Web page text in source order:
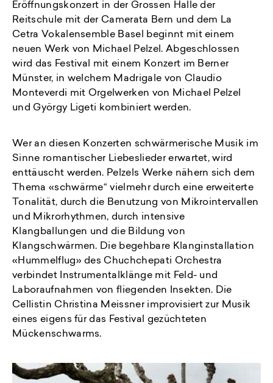
Eröffnungskonzert in der Grossen Halle der
Reitschule mit der Camerata Bern und dem La
Cetra Vokalensemble Basel beginnt mit einem
neuen Werk von Michael Pelzel. Abgeschlossen
wird das Festival mit einem Konzert im Berner
Münster, in welchem Madrigale von Claudio
Monteverdi mit Orgelwerken von Michael Pelzel
und György Ligeti kombiniert werden.
Wer an diesen Konzerten schwärmerische Musik im
Sinne romantischer Liebeslieder erwartet, wird
enttäuscht werden. Pelzels Werke nähern sich dem
Thema «schwärme“ vielmehr durch eine erweiterte
Tonalität, durch die Benutzung von Mikrointervallen
und Mikrorhythmen, durch intensive
Klangballungen und die Bildung von
Klangschwärmen. Die begehbare Klanginstallation
«Hummelflug» des Chuchchepati Orchestra
verbindet Instrumentalklänge mit Feld- und
Laboraufnahmen von fliegenden Insekten. Die
Cellistin Christina Meissner improvisiert zur Musik
eines eigens für das Festival gezüchteten
Mückenschwarms.